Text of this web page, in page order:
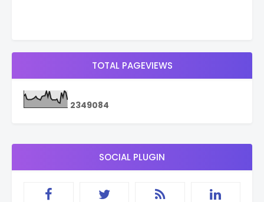
TOTAL PAGEVIEWS
2349084
SOCIAL PLUGIN